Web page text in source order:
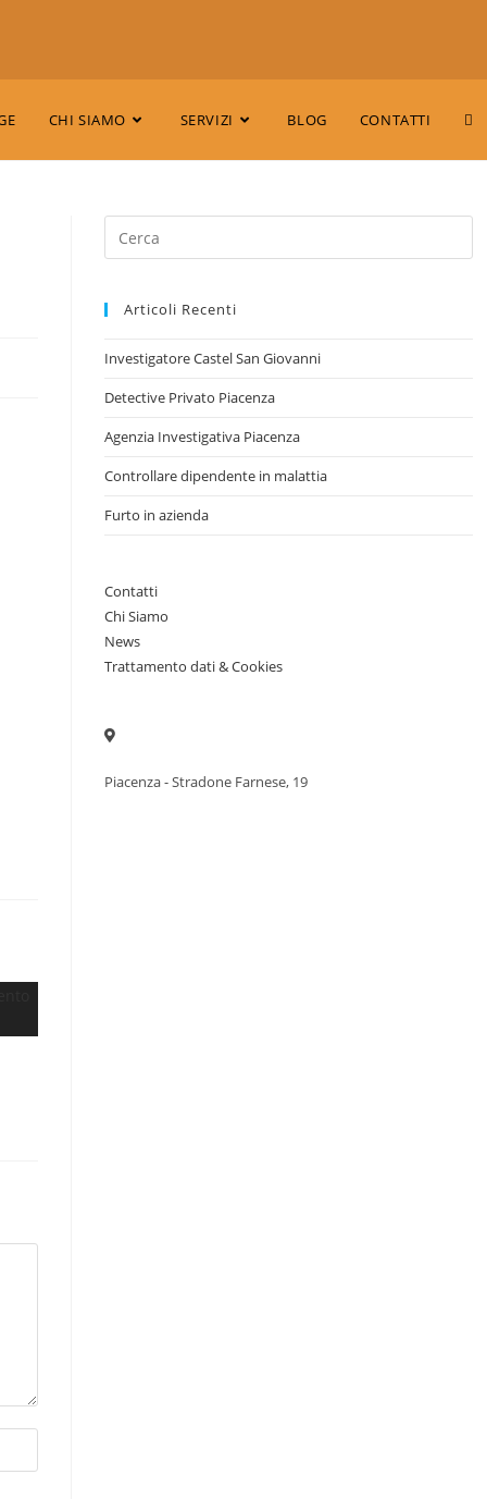
CHI SIAMO SERVIZI BLOG CONTATTI
Articoli Recenti
Investigatore Castel San Giovanni
Detective Privato Piacenza
Agenzia Investigativa Piacenza
Controllare dipendente in malattia
Furto in azienda
Contatti
Chi Siamo
News
Trattamento dati & Cookies
Piacenza - Stradone Farnese, 19